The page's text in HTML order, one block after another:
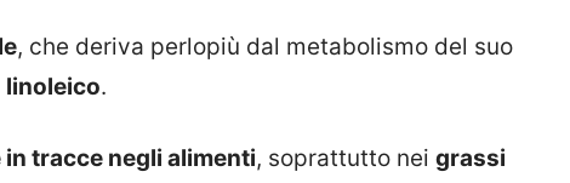
, che deriva perlopiù dal metabolismo del suo
linoleico.
tracce negli alimenti, soprattutto nei grassi